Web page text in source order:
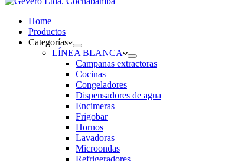
Home
Productos
Categorías
LÍNEA BLANCA
Campanas extractoras
Cocinas
Congeladores
Dispensadores de agua
Encimeras
Frigobar
Hornos
Lavadoras
Microondas
Refrigeradores